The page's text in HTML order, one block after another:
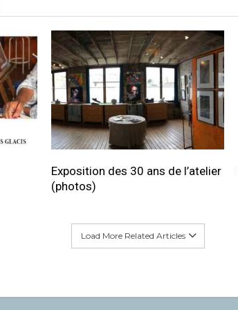
Exposition des 30 ans de l’atelier
(photos)
Load More Related Articles